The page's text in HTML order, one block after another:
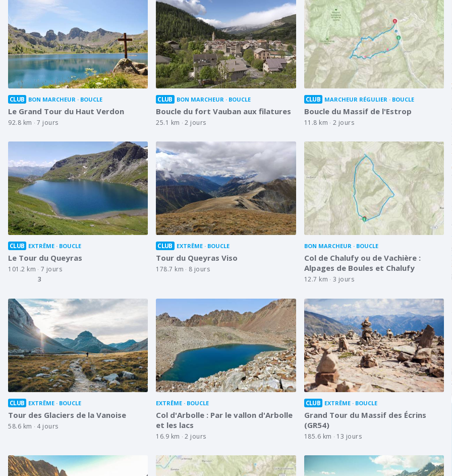
CLUB BON MARCHEUR BOUCLE
Le Grand Tour du Haut Verdon
92.8 km 7 jours
CLUB BON MARCHEUR BOUCLE
Boucle du fort Vauban aux filatures
25.1 km 2 jours
CLUB MARCHEUR RÉGULIER BOUCLE
Boucle du Massif de l'Estrop
11.8 km 2 jours
CLUB EXTRÊME BOUCLE
Le Tour du Queyras
101.2 km
7 jours
3
CLUB EXTRÊME BOUCLE
Tour du Queyras Viso
178.7 km 8 jours
BON MARCHEUR BOUCLE
Col de Chalufy ou de Vachière :
Alpages de Boules et Chalufy
12.7 km 3 jours
CLUB EXTRÊME BOUCLE
Tour des Glaciers de la Vanoise
58.6 km 4 jours
EXTRÊME BOUCLE
Col d'Arbolle : Par le vallon d'Arbolle
et les lacs
16.9 km 2 jours
CLUB EXTRÊME BOUCLE
Grand Tour du Massif des Écrins
(GR54)
185.6 km 13 jours
3